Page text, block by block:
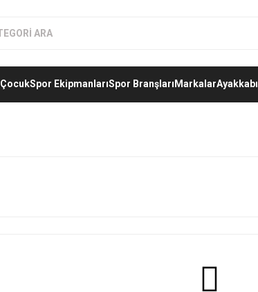
ÇocukSpor EkipmanlarıSpor Branşları MarkalarAyakkabı